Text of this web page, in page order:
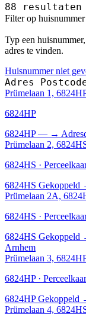
88 resultaten
Filter op
Typ een
adres te vinden.
Huisnummer niet
Adres
Prümelaan 1,
6824HP
6824HP — →
Prümelaan 2,
6824HS ·
6824HS Gekoppeld
Prümelaan 2A,
6824HS ·
6824HS Gekoppeld
Arnhem
Prümelaan 3,
6824HP ·
6824HP Gekoppeld
Prümelaan 4,